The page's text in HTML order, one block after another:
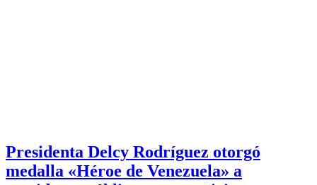
Presidenta Delcy Rodríguez otorgó
medalla «Héroe de Venezuela» a